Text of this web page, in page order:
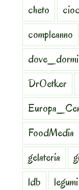
cheto
compleanno
DrOetker
FoodMedia
gelateria
ldb
legumi